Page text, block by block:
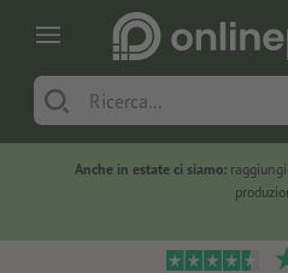
Anche in estate ci siamo: